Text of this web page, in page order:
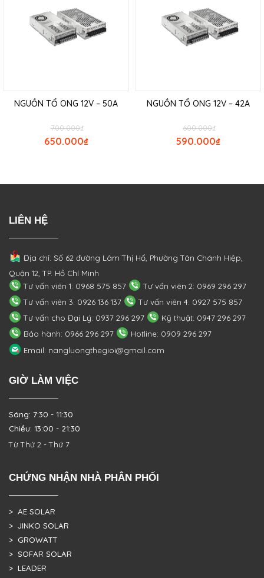
NGUỒN TỔ ONG 12V – 50A
₫
700.000
₫
650.000
NGUỒN TỔ ONG 12V – 42A
₫
600.000
₫
590.000
LIÊN HỆ
Địa chỉ: Số 62 đường Lâm Thị Hố, PhườngTân Chánh Hiệp,
Quận 12, TP. Hồ Chí Minh
Tư vấn viên 1: 0968 575 857
Tư vấn viên 2: 0969 296 297
Tư vấn viên 3: 0926 136 137
Tư vấn viên 4: 0927 575 857
Tư vấn cho Đại Lý: 0937 296 297
Kỹ thuật: 0947 296 297
Bảo hành: 0966 296 297
Hotline: 0909 296 297
Email: nangluongthegioi@gmail.com
GIỜ LÀM VIỆC
Sáng: 7:30 - 11:30
Chiều: 13:00 - 21:30
Từ Thứ 2 - Thứ 7
CHỨNG NHẬN NHÀ PHÂN PHỐI
> AE SOLAR
> JINKO SOLAR
> GROWATT
> SOFAR SOLAR
> LEADER